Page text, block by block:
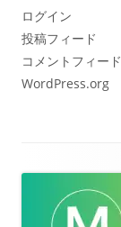
ログイン
投稿フィード
コメントフィード
WordPress.org